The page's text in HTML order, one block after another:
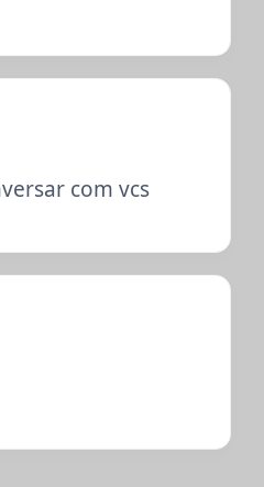
com vcs